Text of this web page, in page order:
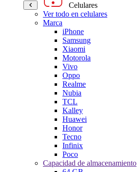
Celulares
Ver todo en celulares
Marca
iPhone
Samsung
Xiaomi
Motorola
Vivo
Oppo
Realme
Nubia
TCL
Kalley
Huawei
Honor
Tecno
Infinix
Poco
Capacidad de almacenamiento